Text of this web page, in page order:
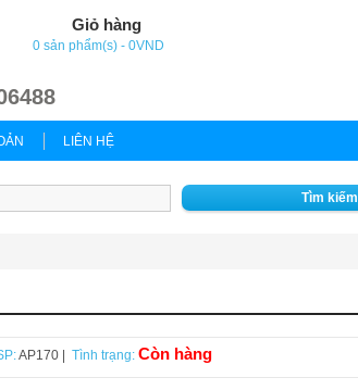
Giỏ hàng
0 sản phẩm(s) - 0VND
LIÊN HỆ
Tìm kiếm
AP170 | Tình trạng: Còn hàng